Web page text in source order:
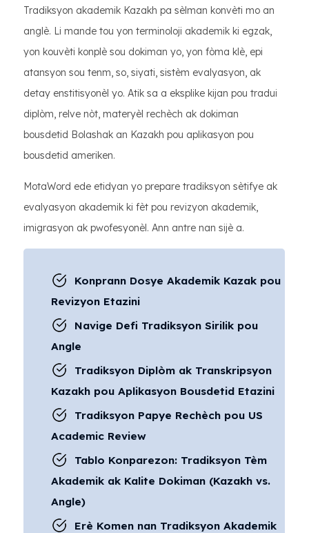
Tradiksyon akademik Kazakh pa sèlman konvèti mo an
anglè. Li mande tou yon terminoloji akademik ki egzak,
yon kouvèti konplè sou dokiman yo, yon fòma klè, epi
atansyon sou tenm, so, siyati, sistèm evalyasyon, ak
detay enstitisyonèl yo. Atik sa a eksplike kijan pou tradui
diplòm, relve nòt, materyèl rechèch ak dokiman
bousdetid Bolashak an Kazakh pou aplikasyon pou
bousdetid ameriken.
MotaWord ede etidyan yo prepare tradiksyon sètifye ak
evalyasyon akademik ki fèt pou revizyon akademik,
imigrasyon ak pwofesyonèl. Ann antre nan sijè a.
Konprann Dosye Akademik Kazak pou
Revizyon Etazini
Navige Defi Tradiksyon Sirilik pou
Angle
Tradiksyon Diplòm ak Transkripsyon
Kazakh pou Aplikasyon Bousdetid Etazini
Tradiksyon Papye Rechèch pou US
Academic Review
Tablo Konparezon: Tradiksyon Tèm
Akademik ak Kalite Dokiman (Kazakh vs.
Angle)
Erè Komen nan Tradiksyon Akademik